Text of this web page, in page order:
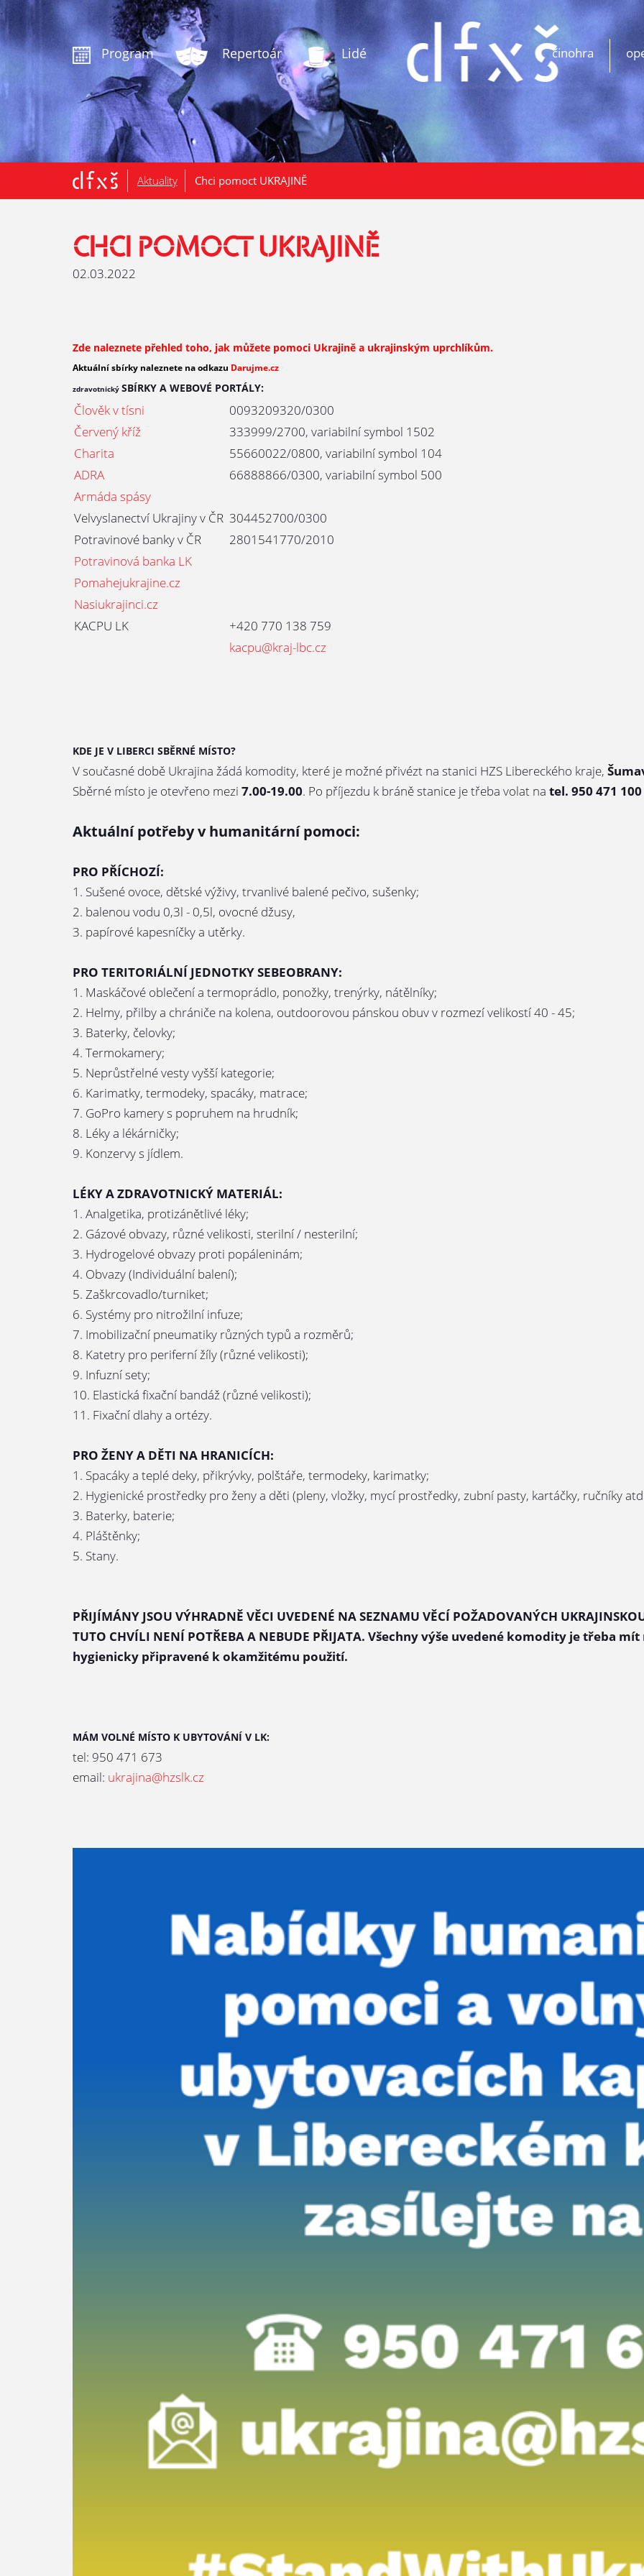
Program Repertoár Lidé činohra
.
Aktuality Chci pomoct UKRAJINĚ
CHCI POMOCT UKRAJINĚ
02.03.2022
Zde naleznete přehled toho, jak můžete pomoci Ukrajině a ukrajinským uprchlíkům.
Aktuální sbírky naleznete na odkazu Darujme.cz
zdravotnický SBÍRKY A WEBOVÉ PORTÁLY:
Člověk v tísni
0093209320/0300
Červený kříž
333999/2700, variabilní symbol 1502
Charita
55660022/0800, variabilní symbol 104
ADRA
66888866/0300, variabilní symbol 500
Armáda spásy
Velvyslanectví Ukrajiny v ČR 304452700/0300
Potravinové banky v ČR
2801541770/2010
Potravinová banka LK
Pomahejukrajine.cz
Nasiukrajinci.cz
KACPU LK
+420 770 138 759
kacpu@kraj-lbc.cz
KDE JE V LIBERCI SBĚRNÉ MÍSTO?
V současné době Ukrajina žádá komodity, které je možné přivézt na stanici HZS Libereckého kraje,
Sběrné místo je otevřeno mezi 7.00-19.00. Po příjezdu k bráně stanice je třeba volat na tel. 950 471 100
Aktuální potřeby v humanitární pomoci:
PRO PŘÍCHOZÍ:
1. Sušené ovoce, dětské výživy, trvanlivé balené pečivo, sušenky;
2. balenou vodu 0,3l - 0,5l, ovocné džusy,
3. papírové kapesníčky a utěrky.
PRO TERITORIÁLNÍ JEDNOTKY SEBEOBRANY:
1. Maskáčové oblečení a termoprádlo, ponožky, trenýrky, nátělníky;
2. Helmy, přilby a chrániče na kolena, outdoorovou pánskou obuv v rozmezí velikostí 40 - 45;
3. Baterky, čelovky;
4. Termokamery;
5. Neprůstřelné vesty vyšší kategorie;
6. Karimatky, termodeky, spacáky, matrace;
7. GoPro kamery s popruhem na hrudník;
8. Léky a lékárničky;
9. Konzervy s jídlem.
LÉKY A ZDRAVOTNICKÝ MATERIÁL:
1. Analgetika, protizánětlivé léky;
2. Gázové obvazy, různé velikosti, sterilní / nesterilní;
3. Hydrogelové obvazy proti popáleninám;
4. Obvazy (Individuální balení);
5. Zaškrcovadlo/turniket;
6. Systémy pro nitrožilní infuze;
7. Imobilizační pneumatiky různých typů a rozměrů;
8. Katetry pro periferní žíly (různé velikosti);
9. Infuzní sety;
10. Elastická fixační bandáž (různé velikosti);
11. Fixační dlahy a ortézy.
PRO ŽENY A DĚTI NA HRANICÍCH:
1. Spacáky a teplé deky, přikrývky, polštáře, termodeky, karimatky;
2. Hygienické prostředky pro ženy a děti (pleny, vložky, mycí prostředky, zubní pasty, kartáčky, ručníky
3. Baterky, baterie;
4. Pláštěnky;
5. Stany.
PŘIJÍMÁNY JSOU VÝHRADNĚ VĚCI UVEDENÉ NA SEZNAMU VĚCÍ POŽADOVANÝCH
TUTO CHVÍLI NENÍ POTŘEBA A NEBUDE PŘIJATA. Všechny výše uvedené komodity je třeba
hygienicky připravené k okamžitému použití.
MÁM VOLNÉ MÍSTO K UBYTOVÁNÍ V LK:
tel: 950 471 673
email: ukrajina@hzslk.cz